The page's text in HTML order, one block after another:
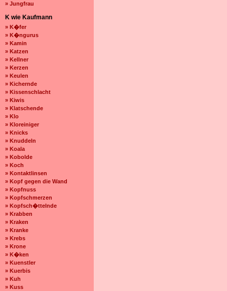
» Jungfrau
K wie Kaufmann
» K�fer
» K�ngurus
» Kamin
» Katzen
» Kellner
» Kerzen
» Keulen
» Kichernde
» Kissenschlacht
» Kiwis
» Klatschende
» Klo
» Kloreiniger
» Knicks
» Knuddeln
» Koala
» Kobolde
» Koch
» Kontaktlinsen
» Kopf gegen die Wand
» Kopfnuss
» Kopfschmerzen
» Kopfsch�ttelnde
» Krabben
» Kraken
» Kranke
» Krebs
» Krone
» K�ken
» Kuenstler
» Kuerbis
» Kuh
» Kuss